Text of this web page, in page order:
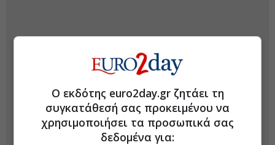
Ο εκδότης euro2day.gr ζητάει τη
συγκατάθεσή σας προκειμένου να
χρησιμοποιήσει τα προσωπικά σας
δεδομένα για: